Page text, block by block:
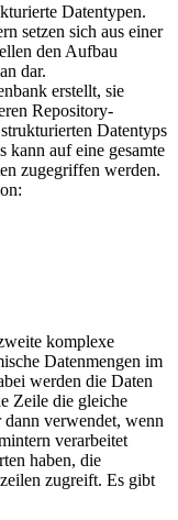
Datentypen.
setzen sich aus einer
den Aufbau
dar.
erstellt, sie
Repository-
Datentyps
kann auf eine gesamte
zugegriffen werden.
komplexe
Datenmengen im
werden die Daten
Zeile die gleiche
verwendet, wenn
verarbeitet
haben, die
zugreift. Es gibt